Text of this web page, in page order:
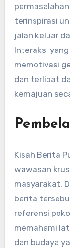
terinspirasi
jalan keluar
Interaksi
memotivasi
dan terlibat
kemajuan
Kisah Berita
wawasan
masyarakat.
berita
referensi
memahami
dan budaya